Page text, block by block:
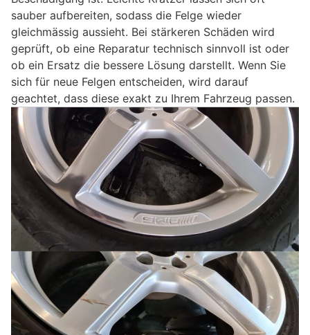
sauber aufbereiten, sodass die Felge wieder
gleichmässig aussieht. Bei stärkeren Schäden wird
geprüft, ob eine Reparatur technisch sinnvoll ist oder
ob ein Ersatz die bessere Lösung darstellt. Wenn Sie
sich für neue Felgen entscheiden, wird darauf
geachtet, dass diese exakt zu Ihrem Fahrzeug passen.